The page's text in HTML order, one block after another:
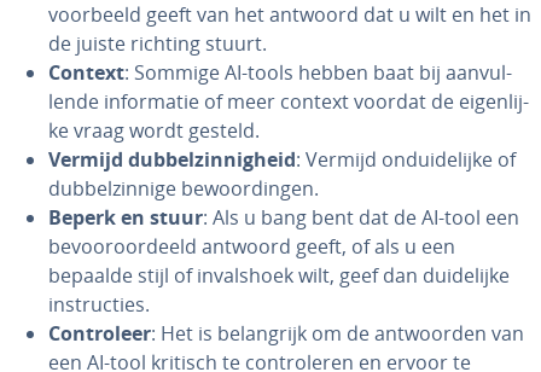
voorbeeld geeft van het antwoord dat u wilt en het in
de juiste richting stuurt.
Context: Sommige AI-tools hebben baat bij aan­vul­
len­de in­for­ma­tie of meer context voordat de ei­gen­lij­
ke vraag wordt gesteld.
Vermijd dub­bel­zin­nig­heid: Vermijd on­dui­de­lij­ke of
dub­bel­zin­ni­ge be­woor­din­gen.
Beperk en stuur: Als u bang bent dat de AI-tool een
be­voor­oor­deeld antwoord geeft, of als u een
bepaalde stijl of in­vals­hoek wilt, geef dan dui­de­lij­ke
in­struc­ties.
Con­tro­leer: Het is be­lang­rijk om de ant­woor­den van
een AI-tool kritisch te con­tro­le­ren en ervoor te